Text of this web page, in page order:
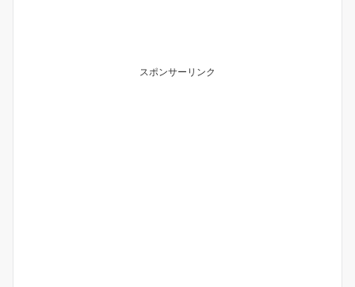
スポンサーリンク